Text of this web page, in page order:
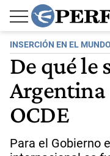
INSERCIÓN EN EL MUNDO
De qué le
Argentina
OCDE
Para el Gobierno